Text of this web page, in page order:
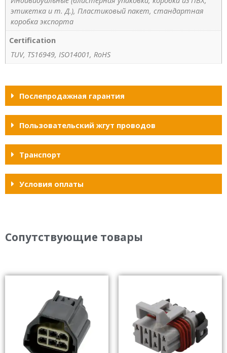
этикетка и т. Д.), Пластиковый пакет, стандартная
коробка экспорта
Certification
TUV, TS16949, ISO14001, RoHS
Послепродажная гарантия
Пользовательский жгут проводов
Транспорт
Условия оплаты
Сопутствующие товары